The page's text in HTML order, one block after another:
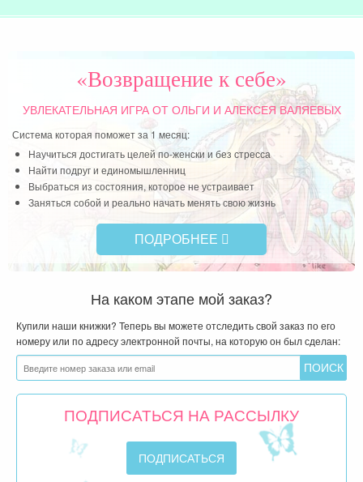
сына)))))Ура , у нас сын))))Я доверилась ещё
больше мужу , он принял роды , о это
чудо))Благословение небес))))
«Возвращение к себе»
УВЛЕКАТЕЛЬНАЯ ИГРАОТ ОЛЬГИ И АЛЕКСЕЯ ВАЛЯЕВЫХ
Система которая поможет за 1 месяц:
Научиться достигать целей по-женски и без стресса
Найти подруг и единомышленниц
Выбраться из состояния, которое не устраивает
Заняться собой и реально начать менять свою жизнь
ПОДРОБНЕЕ
На каком этапе мой заказ?
Купили наши книжки? Теперь вы можете отследить свой заказ по его
номеру или по адресу электронной почты, на которую он был сделан:
ПОДПИСАТЬСЯ НА РАССЫЛКУ